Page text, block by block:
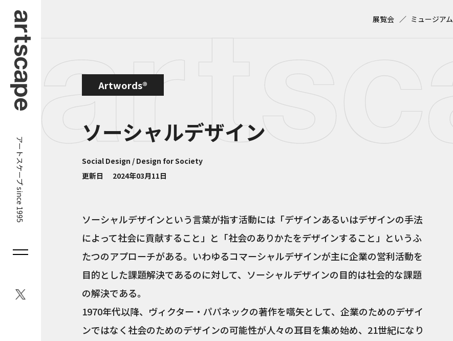
アートスケープ since 1995
展覧会 ミュージアム
Artwords®
ソーシャルデザイン
Social Design / Design for Society
更新日
2024年03月11日
ソーシャルデザインという言葉が指す活動には「デザインあるいはデザインの手法
によって社会に貢献すること」と「社会のありかたをデザインすること」というふ
たつのアプローチがある。いわゆるコマーシャルデザインが主に企業の営利活動を
目的とした課題解決であるのに対して、ソーシャルデザインの目的は社会的な課題
の解決である。
1970年代以降、ヴィクター・パパネックの著作を嚆矢として、企業のためのデザイ
ンではなく社会のためのデザインの可能性が人々の耳目を集め始め、21世紀になり